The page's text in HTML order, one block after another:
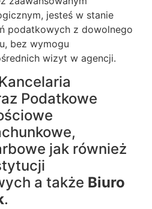
jesteś w stanie
podatkowych z dowolnego
bez wymogu
wizyt w agencji.
Podatkowe
jak również
a także Biuro
.